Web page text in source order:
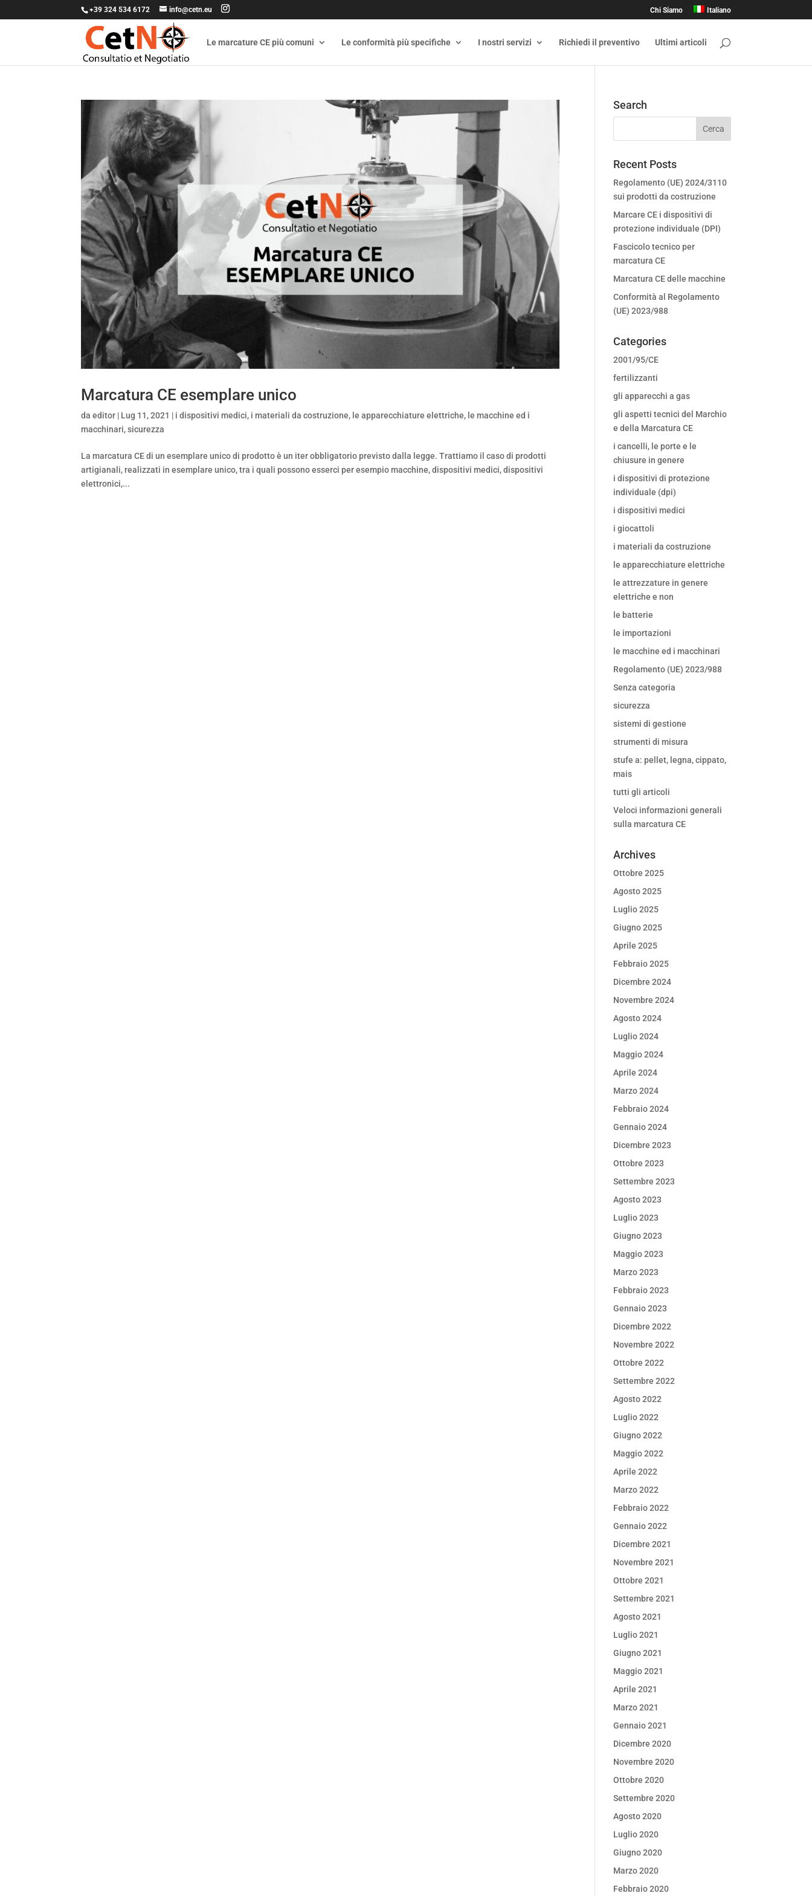
+39 324 534 6172 info@cetn.eu Chi Siamo Italiano
Le marcature CE più comuni Le conformità più specifiche I nostri servizi Richiedi il preventivo Ultimi articoli
Marcatura CE esemplare unico
daeditor | Lug 11, 2021 | i dispositivi medici, i materiali da costruzione, le apparecchiature elettriche, le macchine ed i
macchinari,sicurezza
La marcatura CE di un esemplare unico di prodotto è un iter obbligatorio previsto dalla legge. Trattiamo il caso di prodotti
artigianali, realizzati in esemplare unico, tra i quali possono esserci per esempio macchine, dispositivi medici, dispositivi
elettronici,...
Search
Recent Posts
Regolamento (UE) 2024/3110
sui prodotti da costruzione
Marcare CE i dispositivi di
protezione individuale (DPI)
Fascicolo tecnico per
marcatura CE
Marcatura CE delle macchine
Conformità al Regolamento
(UE) 2023/988
Categories
2001/95/CE
fertilizzanti
gli apparecchi a gas
gli aspetti tecnici del Marchio
e della Marcatura CE
i cancelli, le porte e le
chiusure in genere
i dispositivi di protezione
individuale (dpi)
i dispositivi medici
i giocattoli
i materiali da costruzione
le apparecchiature elettriche
le attrezzature in genere
elettriche e non
le batterie
le importazioni
le macchine ed i macchinari
Regolamento (UE) 2023/988
Senza categoria
sicurezza
sistemi di gestione
strumenti di misura
stufe a: pellet, legna, cippato,
mais
tutti gli articoli
Veloci informazioni generali
sulla marcatura CE
Archives
Ottobre 2025
Agosto 2025
Luglio 2025
Giugno 2025
Aprile 2025
Febbraio 2025
Dicembre 2024
Novembre 2024
Agosto 2024
Luglio 2024
Maggio 2024
Aprile 2024
Marzo 2024
Febbraio 2024
Gennaio 2024
Dicembre 2023
Ottobre 2023
Settembre 2023
Agosto 2023
Luglio 2023
Giugno 2023
Maggio 2023
Marzo 2023
Febbraio 2023
Gennaio 2023
Dicembre 2022
Novembre 2022
Ottobre 2022
Settembre 2022
Agosto 2022
Luglio 2022
Giugno 2022
Maggio 2022
Aprile 2022
Marzo 2022
Febbraio 2022
Gennaio 2022
Dicembre 2021
Novembre 2021
Ottobre 2021
Settembre 2021
Agosto 2021
Luglio 2021
Giugno 2021
Maggio 2021
Aprile 2021
Marzo 2021
Gennaio 2021
Dicembre 2020
Novembre 2020
Ottobre 2020
Settembre 2020
Agosto 2020
Luglio 2020
Giugno 2020
Marzo 2020
Febbraio 2020